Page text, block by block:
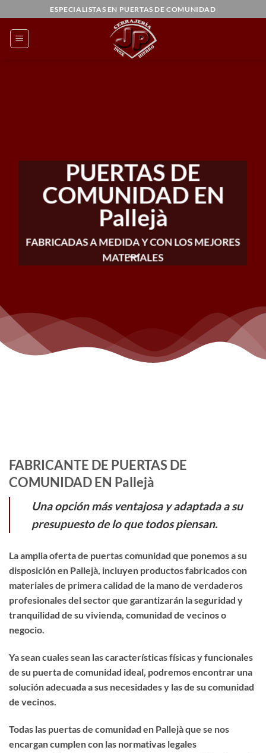
al
contenido
ESPECIALISTAS EN PUERTAS DE COMUNIDAD
PUERTAS DE
COMUNIDAD EN
Pallejà
FABRICADAS A MEDIDA Y CON LOS MEJORES
MATERIALES
FABRICANTE DE PUERTAS DE
COMUNIDAD EN Pallejà
Una opción más ventajosa y adaptada a su
presupuesto de lo que todos piensan.
La amplia oferta de puertas comunidad que ponemos a su
disposición en Pallejà, incluyen productos fabricados con
materiales de primera calidad de la mano de verdaderos
profesionales del sector que garantizarán la seguridad y
tranquilidad de su vivienda, comunidad de vecinos o
negocio.
Ya sean cuales sean las características físicas y funcionales
de su puerta de comunidad ideal, podremos encontrar una
solución adecuada a sus necesidades y las de su comunidad
de vecinos.
Todas las puertas de comunidad en Pallejà que se nos
encargan cumplen con las normativas legales